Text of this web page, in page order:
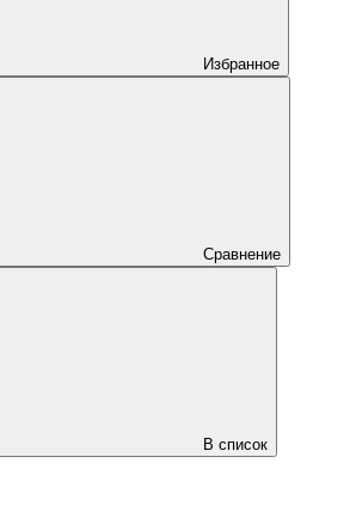
Избранное
Сравнение
В список